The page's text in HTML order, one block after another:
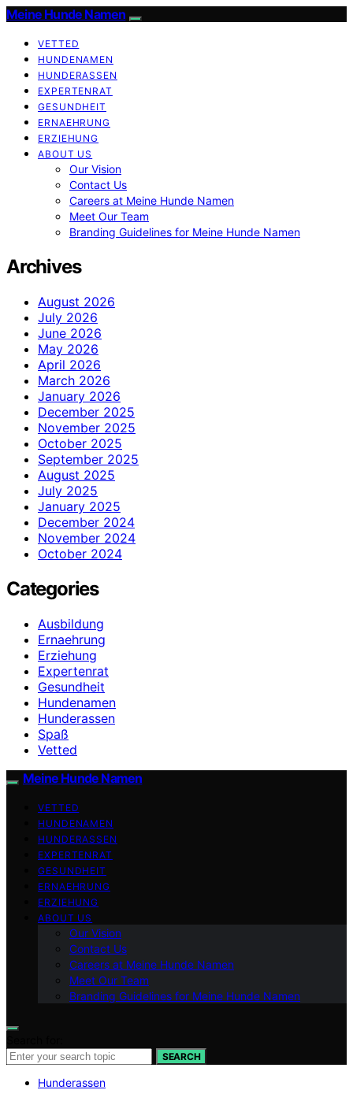
Meine Hunde Namen
VETTED
HUNDENAMEN
HUNDERASSEN
EXPERTENRAT
GESUNDHEIT
ERNAEHRUNG
ERZIEHUNG
ABOUT US
Our Vision
Contact Us
Careers at Meine Hunde Namen
Meet Our Team
Branding Guidelines for Meine Hunde Namen
Archives
August 2026
July 2026
June 2026
May 2026
April 2026
March 2026
January 2026
December 2025
November 2025
October 2025
September 2025
August 2025
July 2025
January 2025
December 2024
November 2024
October 2024
Categories
Ausbildung
Ernaehrung
Erziehung
Expertenrat
Gesundheit
Hundenamen
Hunderassen
Spaß
Vetted
Meine Hunde Namen
VETTED
HUNDENAMEN
HUNDERASSEN
EXPERTENRAT
GESUNDHEIT
ERNAEHRUNG
ERZIEHUNG
ABOUT US
Our Vision
Contact Us
Careers at Meine Hunde Namen
Meet Our Team
Branding Guidelines for Meine Hunde Namen
SEARCH
Hunderassen